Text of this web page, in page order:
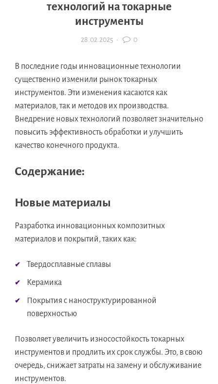
технологий на токарные
инструменты
28.02.2025 · 0
В последние годы инновационные технологии
существенно изменили рынок токарных
инструментов. Эти изменения касаются как
материалов, так и методов их производства.
Внедрение новых технологий позволяет значительно
повысить эффективность обработки и улучшить
качество конечного продукта.
Содержание:
Новые материалы
Разработка инновационных композитных
материалов и покрытий, таких как:
Твердосплавные сплавы
Керамика
Покрытия с наноструктурированной
поверхностью
Позволяет увеличить износостойкость токарных
инструментов и продлить их срок службы. Это, в свою
очередь, снижает затраты на замену и обслуживание
инструментов.